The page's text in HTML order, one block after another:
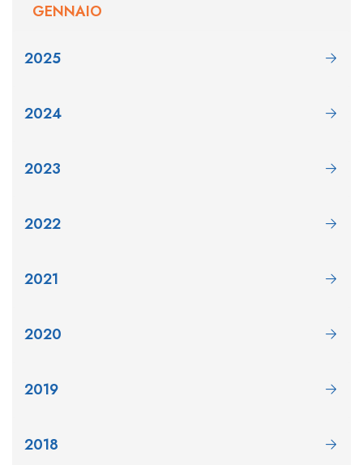
GENNAIO
2025
2024
2023
2022
2021
2020
2019
2018